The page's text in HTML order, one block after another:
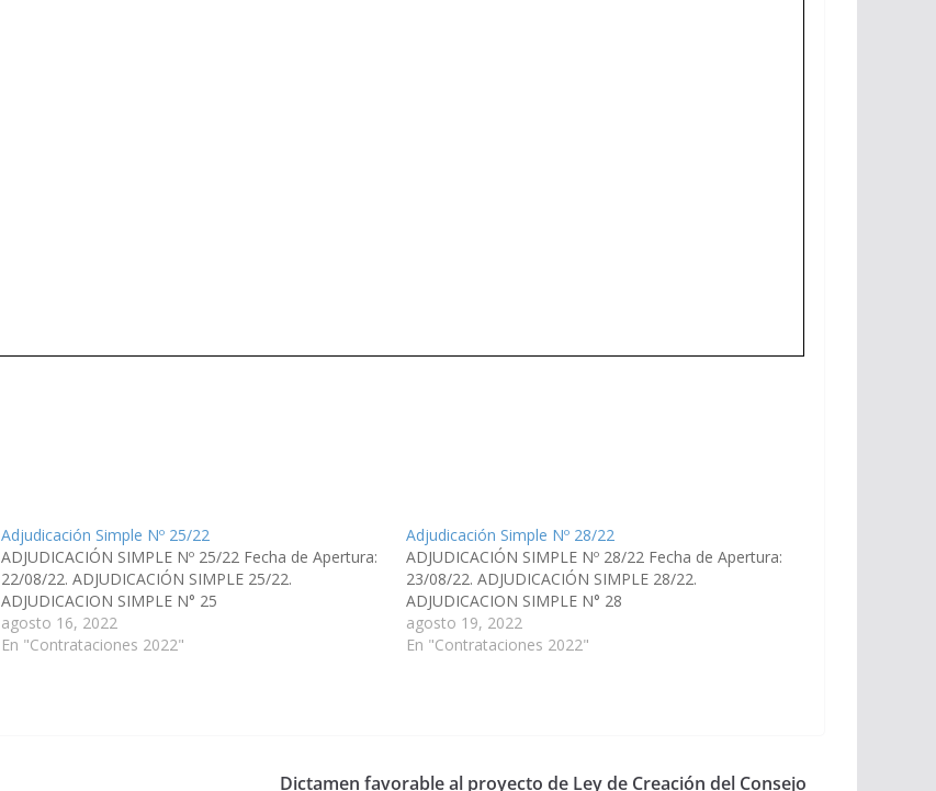
Adjudicación Simple Nº 25/22
ADJUDICACIÓN SIMPLE Nº 25/22 Fecha de Apertura:
22/08/22. ADJUDICACIÓN SIMPLE 25/22.
ADJUDICACION SIMPLE N° 25
agosto 16, 2022
En "Contrataciones 2022"
Adjudicación Simple Nº 28/22
ADJUDICACIÓN SIMPLE Nº 28/22 Fecha de Apertura:
23/08/22. ADJUDICACIÓN SIMPLE 28/22.
ADJUDICACION SIMPLE N° 28
agosto 19, 2022
En "Contrataciones 2022"
Dictamen favorable al proyecto de Ley de Creación del Consejo